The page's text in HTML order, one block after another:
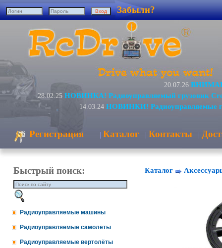
Забыли?
20.07.26
28.02.25 НОВИНКА! Радиоуправляемый грузовик
14.03.24 НОВИНКИ! Радиоуправляемые
Регистрация | Каталог | Контакты |
Быстрый поиск:
Радиоуправляемые машины
Радиоуправляемые самолёты
Радиоуправляемые вертолёты
Каталог